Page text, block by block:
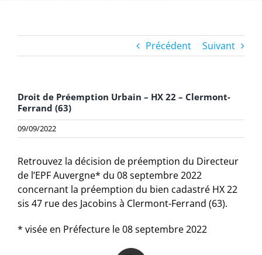
Précédent Suivant
Droit de Préemption Urbain – HX 22 – Clermont-
Ferrand (63)
09/09/2022
Retrouvez la décision de préemption du Directeur
de l’EPF Auvergne* du 08 septembre 2022
concernant la préemption du bien cadastré HX 22
sis 47 rue des Jacobins à Clermont-Ferrand (63).
* visée en Préfecture le 08 septembre 2022